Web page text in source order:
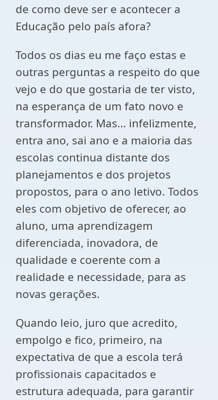
de como deve ser e acontecer a
Educação pelo país afora?
Todos os dias eu me faço estas e
outras perguntas a respeito do que
vejo e do que gostaria de ter visto,
na esperança de um fato novo e
transformador. Mas... infelizmente,
entra ano, sai ano e a maioria das
escolas continua distante dos
planejamentos e dos projetos
propostos, para o ano letivo. Todos
eles com objetivo de oferecer, ao
aluno, uma aprendizagem
diferenciada, inovadora, de
qualidade e coerente com a
realidade e necessidade, para as
novas gerações.
Quando leio, juro que acredito,
empolgo e fico, primeiro, na
expectativa de que a escola terá
profissionais capacitados e
estrutura adequada, para garantir